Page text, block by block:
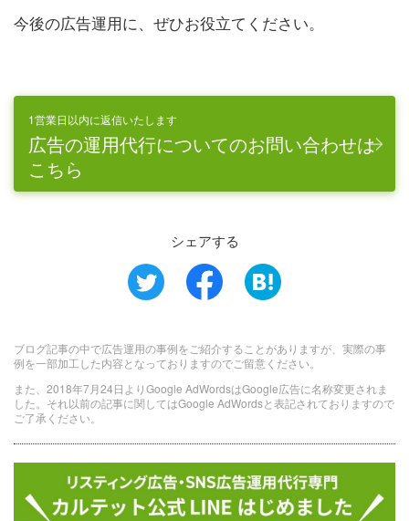
今後の広告運用に、ぜひお役立てください。
1営業日以内に返信いたします
広告の運用代行についてのお問い合わせは
こちら
シェアする
ブログ記事の中で広告運用の事例をご紹介することがありますが、実際の事
例を一部加工した内容となっておりますのでご留意ください。
また、2018年7月24日よりGoogle AdWordsはGoogle広告に名称変更されま
した。それ以前の記事に関してはGoogle AdWordsと表記されておりますので
ご了承ください。